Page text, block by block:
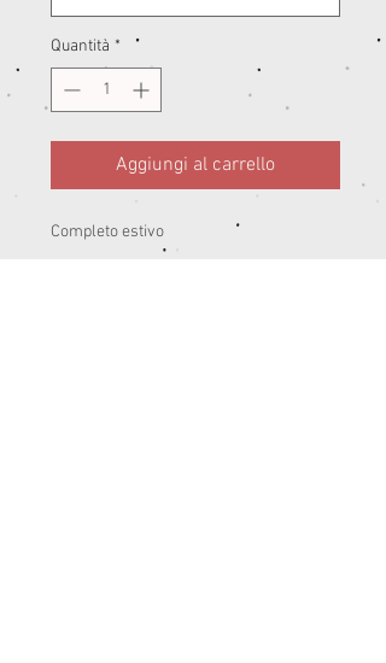
Quantità *
Aggiungi al carrello
Completo estivo